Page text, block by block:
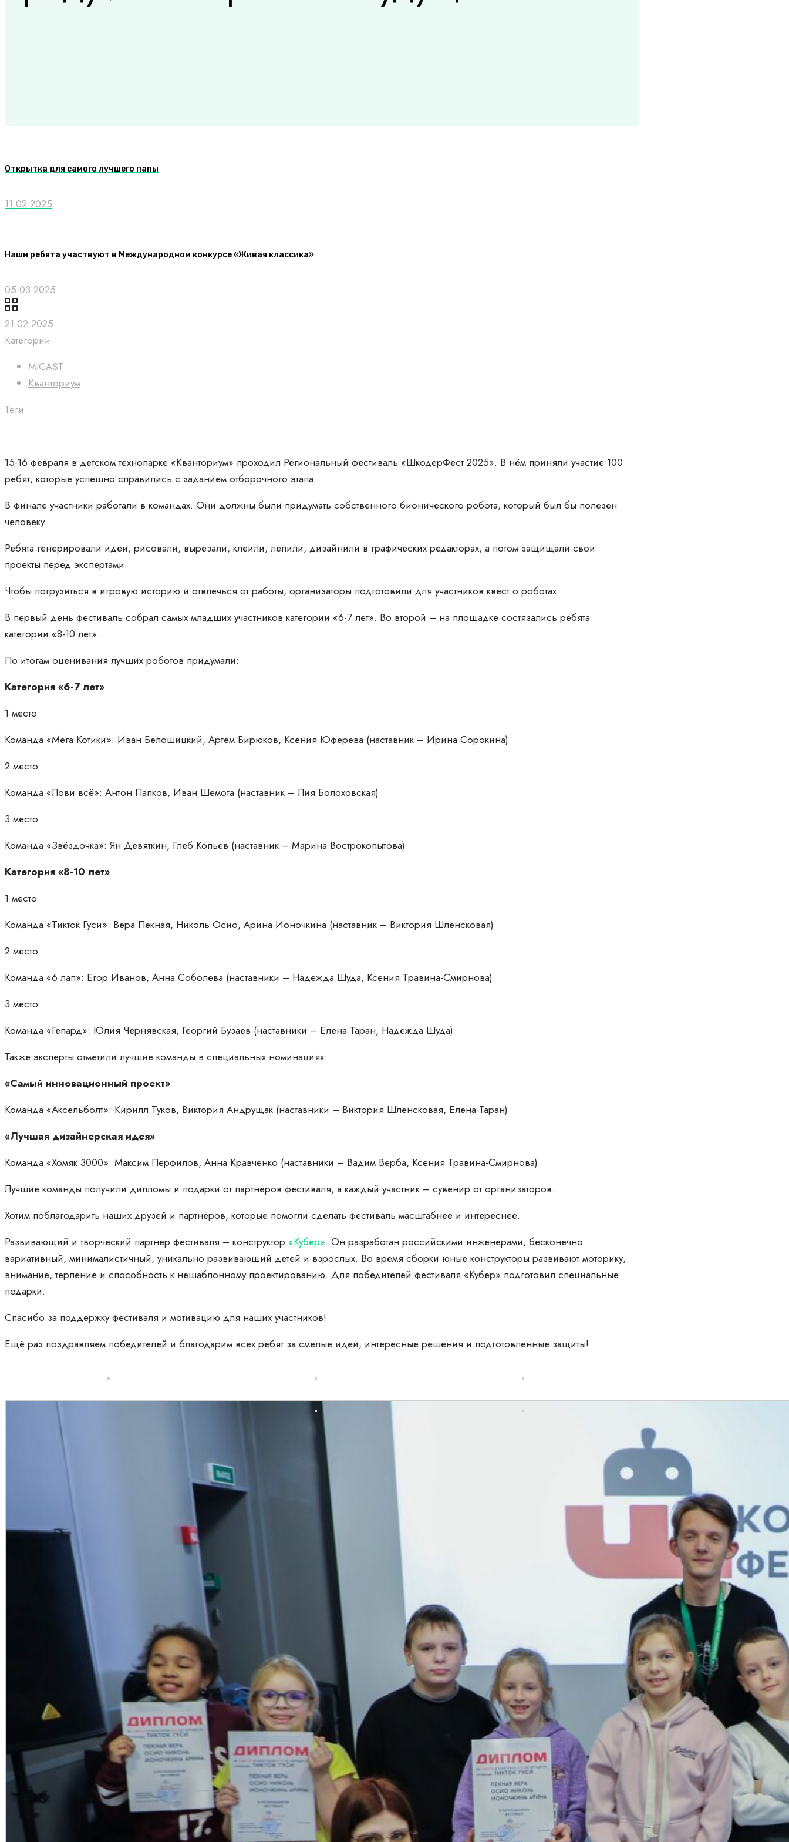
Открытка для самого лучшего папы
11.02.2025
Наши ребята участвуют в Международном конкурсе «Живая классика»
05.03.2025
21.02.2025
Категории
MICAST
Кванториум
Теги
15-16 февраля в детском технопарке «Кванториум» проходил Региональный фестиваль «ШкодерФест 2025». В нём приняли участие 100
ребят, которые успешно справились с заданием отборочного этапа.
В финале участники работали в командах. Они должны были придумать собственного бионического робота, который был бы полезен
человеку.
Ребята генерировали идеи, рисовали, вырезали, клеили, лепили, дизайнили в графических редакторах, а потом защищали свои
проекты перед экспертами.
Чтобы погрузиться в игровую историю и отвлечься от работы, организаторы подготовили для участников квест о роботах.
В первый день фестиваль собрал самых младших участников категории «6-7 лет». Во второй – на площадке состязались ребята
категории «8-10 лет».
По итогам оценивания лучших роботов придумали:
Категория «6-7 лет»
1 место
Команда «Мега Котики»: Иван Белошицкий, Артём Бирюков, Ксения Юферева (наставник – Ирина Сорокина)
2 место
Команда «Лови всё»: Антон Папков, Иван Шемота (наставник – Лия Болоховская)
3 место
Команда «Звёздочка»: Ян Девяткин, Глеб Копьев (наставник – Марина Вострокопытова)
Категория «8-10 лет»
1 место
Команда «Тикток Гуси»: Вера Пекная, Николь Осио, Арина Ионочкина (наставник – Виктория Шленсковая)
2 место
Команда «6 лап»: Егор Иванов, Анна Соболева (наставники – Надежда Шуда, Ксения Травина-Смирнова)
3 место
Команда «Гепард»: Юлия Чернявская, Георгий Бузаев (наставники – Елена Таран, Надежда Шуда)
Также эксперты отметили лучшие команды в специальных номинациях:
«Самый инновационный проект»
Команда «Аксельболт»: Кирилл Туков, Виктория Андрущак (наставники – Виктория Шленсковая, Елена Таран)
«Лучшая дизайнерская идея»
Команда «Хомяк 3000»: Максим Перфилов, Анна Кравченко (наставники – Вадим Верба, Ксения Травина-Смирнова)
Лучшие команды получили дипломы и подарки от партнёров фестиваля, а каждый участник – сувенир от организаторов.
Хотим поблагодарить наших друзей и партнёров, которые помогли сделать фестиваль масштабнее и интереснее.
Развивающий и творческий партнёр фестиваля – конструктор «Кубер». Он разработан российскими инженерами, бесконечно
вариативный, минималистичный, уникально развивающий детей и взрослых. Во время сборки юные конструкторы развивают моторику,
внимание, терпение и способность к нешаблонному проектированию. Для победителей фестиваля «Кубер» подготовил специальные
подарки.
Спасибо за поддержку фестиваля и мотивацию для наших участников!
Ещё раз поздравляем победителей и благодарим всех ребят за смелые идеи, интересные решения и подготовленные защиты!